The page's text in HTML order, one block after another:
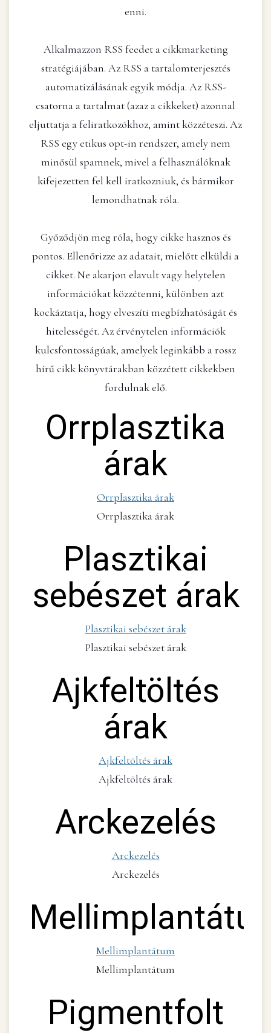
enni.
Alkalmazzon RSS feedet a cikkmarketing
stratégiájában. Az RSS a tartalomterjesztés
automatizálásának egyik módja. Az RSS-
csatorna a tartalmat (azaz a cikkeket) azonnal
eljuttatja a feliratkozókhoz, amint közzéteszi. Az
RSS egy etikus opt-in rendszer, amely nem
minősül spamnek, mivel a felhasználóknak
kifejezetten fel kell iratkozniuk, és bármikor
lemondhatnak róla.
Győződjön meg róla, hogy cikke hasznos és
pontos. Ellenőrizze az adatait, mielőtt elküldi a
cikket. Ne akarjon elavult vagy helytelen
információkat közzétenni, különben azt
kockáztatja, hogy elveszíti megbízhatóságát és
hitelességét. Az érvénytelen információk
kulcsfontosságúak, amelyek leginkább a rossz
hírű cikk könyvtárakban közzétett cikkekben
fordulnak elő.
Orrplasztika
árak
Orrplasztika árak
Orrplasztika árak
Plasztikai
sebészet árak
Plasztikai sebészet árak
Plasztikai sebészet árak
Ajkfeltöltés
árak
Ajkfeltöltés árak
Ajkfeltöltés árak
Arckezelés
Arckezelés
Arckezelés
Mellimplantátum
Mellimplantátum
Pigmentfolt